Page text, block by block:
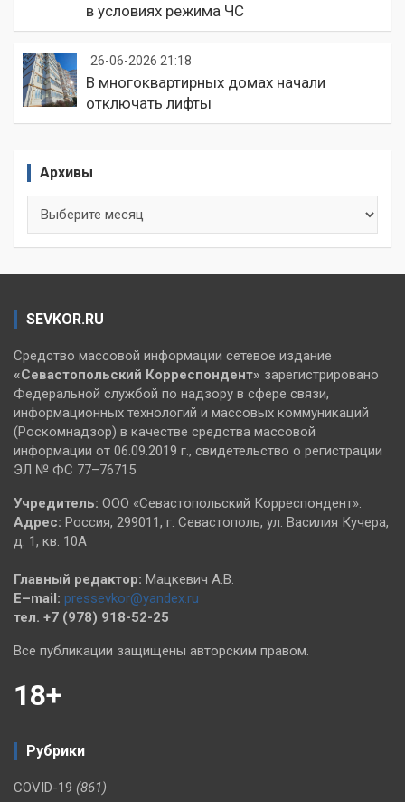
в условиях режима ЧС
26-06-2026 21:18
В многоквартирных домах начали
отключать лифты
Архивы
SEVKOR.RU
Средство массовой информации сетевое издание
«Севастопольский Корреспондент» зарегистрировано
Федеральной службой по надзору в сфере связи,
информационных технологий и массовых коммуникаций
(Роскомнадзор) в качестве средства массовой
информации от 06.09.2019 г., свидетельство о регистрации
ЭЛ № ФС 77–76715
Учредитель: ООО «Севастопольский Корреспондент».
Адрес: Россия, 299011, г. Севастополь, ул. Василия Кучера,
д. 1, кв. 10А
Главный редактор: Мацкевич А.В.
E–mail: pressevkor@yandex.ru
тел. +7 (978) 918-52-25
Все публикации защищены авторским правом.
18+
Рубрики
COVID-19 (861)